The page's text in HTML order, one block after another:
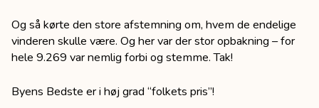
Og så kørte den store afstemning om, hvem de endelige
vinderen skulle være. Og her var der stor opbakning – for
hele 9.269 var nemlig forbi og stemme. Tak!
Byens Bedste er i høj grad “folkets pris”!